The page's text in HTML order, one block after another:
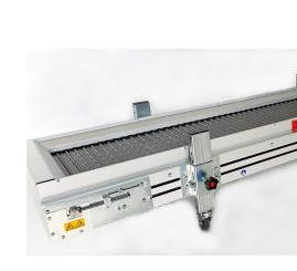
aus druckgegossener
Beine aus verzinktem
Schwenkräder mit/ohne
Förderfläche
mit Gliedern aus PP
Rippen aus PP